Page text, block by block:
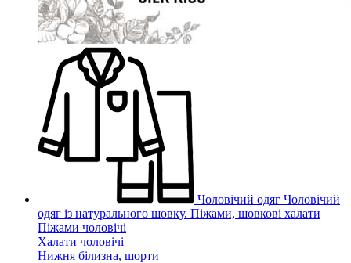
Чоловічий одяг Чоловічий
одяг із натурального шовку. Піжами, шовкові халати
Піжами чоловічі
Халати чоловічі
Нижня білизна, шорти